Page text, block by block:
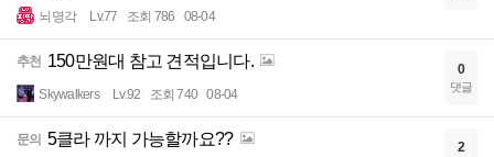
뇌명각 Lv.77 조회 786 08-04
추천 150만원대 참고 견적입니다.
Skywalkers Lv.92 조회 740 08-04
0
댓글
문의 5클라 까지 가능할까요?? 2